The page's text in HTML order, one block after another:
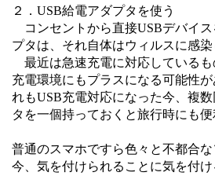
２．USB給電アダプタを使う
コンセントから直接USBデバイ
プタは、それ自体はウィルスに感染
最近は急速充電に対応しているも
充電環境にもプラスになる可能性
れもUSB充電対応になった今、複
タを一個持っておくと旅行時にも便
普通のスマホですら色々と不都合
今、気を付けられることに気を付